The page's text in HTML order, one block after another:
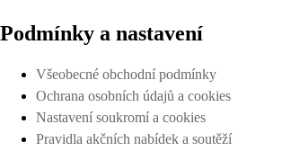
Podmínky a nastavení
Všeobecné obchodní podmínky
Ochrana osobních údajů a cookies
Nastavení soukromí a cookies
Pravidla akčních nabídek a soutěží